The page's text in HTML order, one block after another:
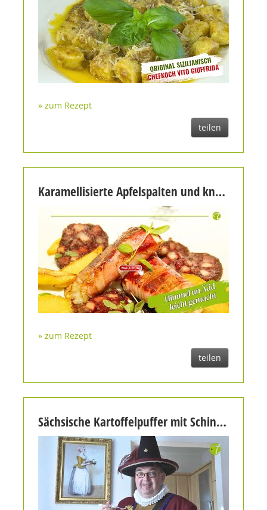
» zum Rezept
teilen
Karamellisierte Apfelspalten und knusprige Bratkartoffeln: Himmel un Ääd leicht gemacht
» zum Rezept
teilen
Sächsische Kartoffelpuffer mit Schinkenwürfel